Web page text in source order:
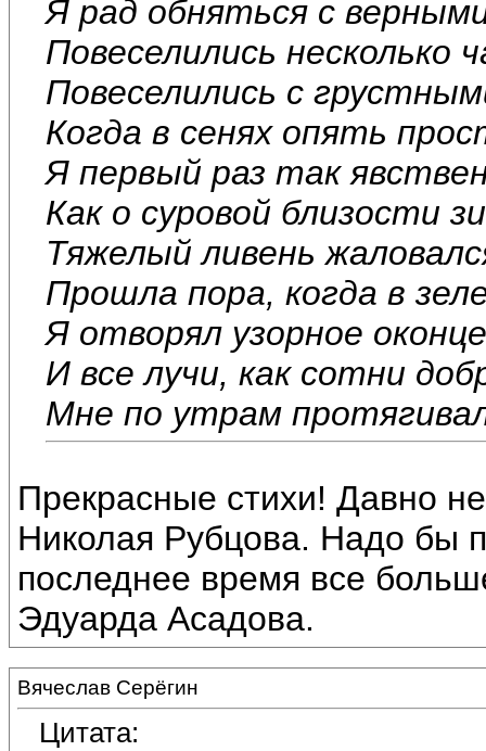
Я рад обняться с
Повеселились несколько
Повеселились с
Когда в сенях опять
Я первый раз так
Как о суровой близости
Тяжелый ливень
Прошла пора, когда в
Я отворял узорное
И все лучи, как сотни
Мне по утрам
Прекрасные стихи! Давно
Николая Рубцова. Надо бы
последнее время все
Эдуарда Асадова.
Вячеслав Серёгин
Цитата: